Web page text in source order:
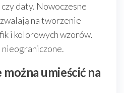
daty. Nowoczesne
na tworzenie
i kolorowych wzorów.
umieścić na